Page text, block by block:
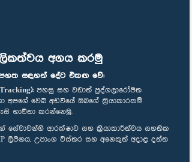
අගය කරමු
සඳහන් දේට එකඟ වේ:
පහසු සහ වඩාත් පුද්ගලාරෝපිත
අපගේ වෙබ් අඩවියේ ඔබගේ ක්‍රියාකාරකම්
භාවිතා කරන්නෙමු.
සේවාවන්හි ආරක්ෂාව සහ ක්‍රියාකාරීත්වය සහතික
ලිපිනය, උපාංග විස්තර සහ අනෙකුත් අදාළ දත්ත